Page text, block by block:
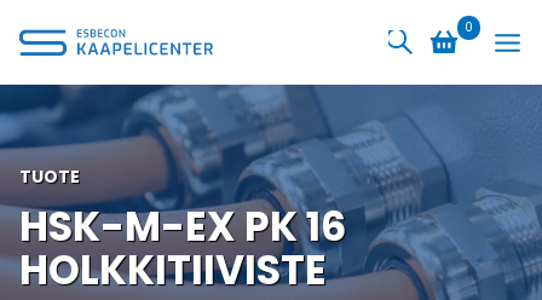
sisältöön
0
TUOTE
HSK-M-EX PK 16
HOLKKITIIVISTE